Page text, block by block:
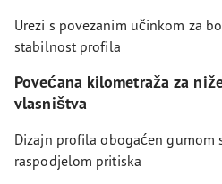
Urezi s povezanim učinkom za
stabilnost profila
Povećana kilometraža za
vlasništva
Dizajn profila obogaćen gumom
raspodjelom pritiska